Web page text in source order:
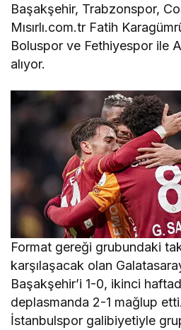
Başakşehir, Trabzonspor,
Mısırlı.com.tr Fatih
Boluspor ve Fethiyespor ile
alıyor.
Format gereği grubundaki
karşılaşacak olan
Başakşehir’i 1-0, ikinci
deplasmanda 2-1 mağlup etti.
İstanbulspor galibiyetiyle